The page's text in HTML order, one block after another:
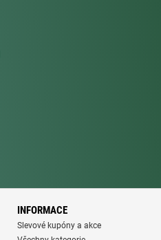
INFORMACE
Slevové kupóny a akce